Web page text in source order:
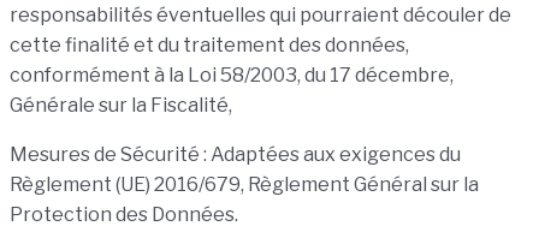
responsabilités éventuelles qui pourraient découler de
cette finalité et du traitement des données,
conformément à la Loi 58/2003, du 17 décembre,
Générale sur la Fiscalité,
Mesures de Sécurité : Adaptées aux exigences du
Règlement (UE) 2016/679, Règlement Général sur la
Protection des Données.